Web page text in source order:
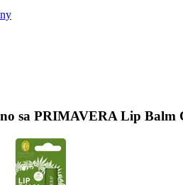
sa PRIMAVERA Lip Balm